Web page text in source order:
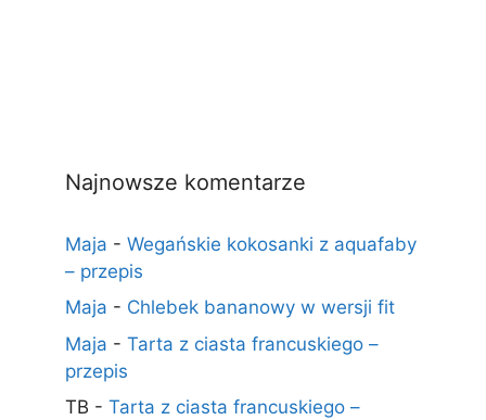
Najnowsze komentarze
Maja - Wegańskie kokosanki z aquafaby
– przepis
Maja - Chlebek bananowy w wersji fit
Maja - Tarta z ciasta francuskiego –
przepis
TB - Tarta z ciasta francuskiego –